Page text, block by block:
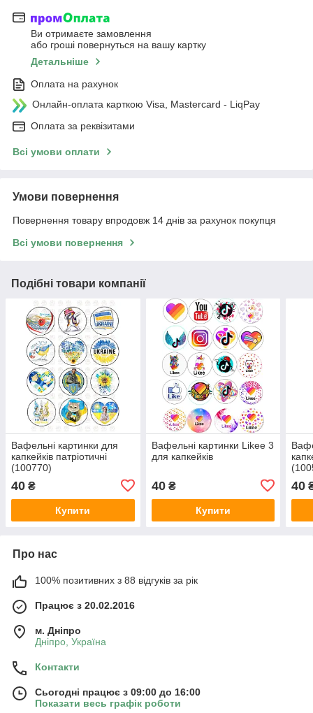
Ви отримаєте замовлення
або гроші повернуться на вашу картку
Детальніше
Оплата на рахунок
Онлайн-оплата карткою Visa, Mastercard - LiqPay
Оплата за реквізитами
Всі умови оплати
Умови повернення
Повернення товару впродовж 14 днів за рахунок покупця
Всі умови повернення
Подібні товари компанії
Вафельні картинки для
капкейків патріотичні
(100770)
40 ₴
Купити
Вафельні картинки Likee 3
для капкейків
40₴
Купити
40
Про нас
100% позитивних з 88 відгуків за рік
Працює з 20.02.2016
м. Дніпро
Дніпро, Україна
Контакти
Сьогодні працює з 09:00 до 16:00
Показати весь графік роботи